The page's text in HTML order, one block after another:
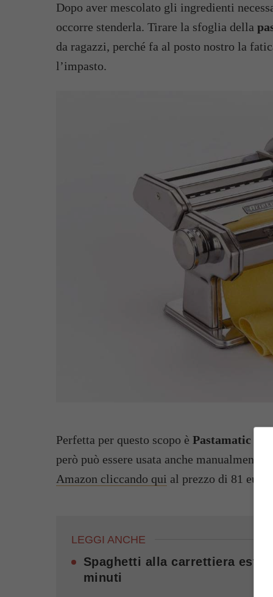
Dopo aver mescolato gli ingredienti
occorre stenderla. Tirare la sfoglia della
da ragazzi, perché fa al posto nostro la
l’impasto.
Perfetta per questo scopo è Pastamatic
però può essere usata anche
Amazon cliccando qui al prezzo di 81 euro.
LEGGI ANCHE
Spaghetti alla carrettiera
minuti